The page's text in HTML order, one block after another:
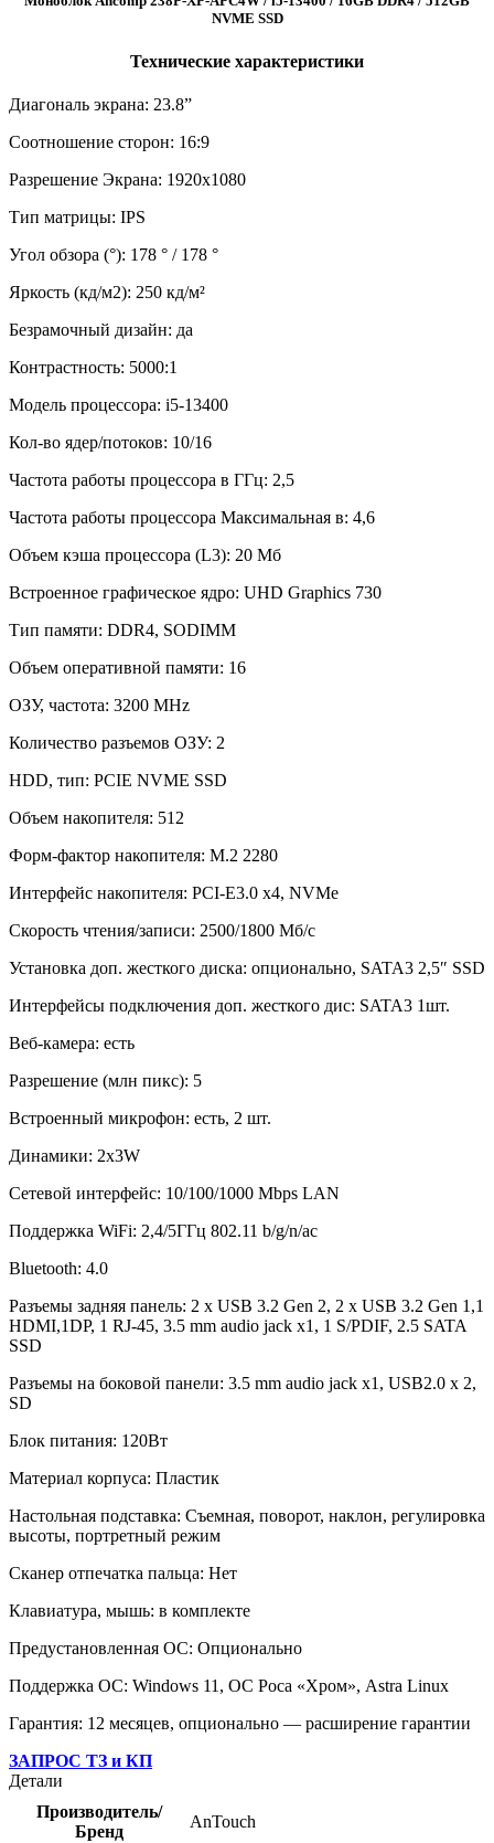
NVME SSD
Технические характеристики
Диагональ экрана: 23.8”
Соотношение сторон: 16:9
Разрешение Экрана: 1920х1080
Тип матрицы: IPS
Угол обзора (°): 178 ° / 178 °
Яркость (кд/м2): 250 кд/м²
Безрамочный дизайн: да
Контрастность: 5000:1
Модель процессора: i5-13400
Кол-во ядер/потоков: 10/16
Частота работы процессора в ГГц: 2,5
Частота работы процессора Максимальная в: 4,6
Объем кэша процессора (L3): 20 Мб
Встроенное графическое ядро: UHD Graphics 730
Тип памяти: DDR4, SODIMM
Объем оперативной памяти: 16
ОЗУ, частота: 3200 MHz
Количество разъемов ОЗУ: 2
HDD, тип: PCIE NVME SSD
Объем накопителя: 512
Форм-фактор накопителя: M.2 2280
Интерфейс накопителя: PCI-E3.0 x4, NVMe
Скорость чтения/записи: 2500/1800 Мб/с
Установка доп. жесткого диска: опционально, SATA3 2,5″ SSD
Интерфейсы подключения доп. жесткого дис: SATA3 1шт.
Веб-камера: есть
Разрешение (млн пикс): 5
Встроенный микрофон: есть, 2 шт.
Динамики: 2x3W
Сетевой интерфейс: 10/100/1000 Mbps LAN
Поддержка WiFi: 2,4/5ГГц 802.11 b/g/n/ac
Bluetooth: 4.0
Разъемы задняя панель: 2 x USB 3.2 Gen 2, 2 x USB 3.2 Gen 1,1
HDMI,1DP, 1 RJ-45, 3.5 mm audio jack x1, 1 S/PDIF, 2.5 SATA
SSD
Разъемы на боковой панели: 3.5 mm audio jack x1, USB2.0 x 2,
SD
Блок питания: 120Вт
Материал корпуса: Пластик
Настольная подставка: Съемная, поворот, наклон, регулировка
высоты, портретный режим
Сканер отпечатка пальца: Нет
Клавиатура, мышь: в комплекте
Предустановленная ОС: Опционально
Поддержка ОС: Windows 11, ОС Роса «Хром», Astra Linux
Гарантия: 12 месяцев, опционально — расширение гарантии
ЗАПРОС ТЗ и КП
Детали
Производитель/
Бренд
AnTouch